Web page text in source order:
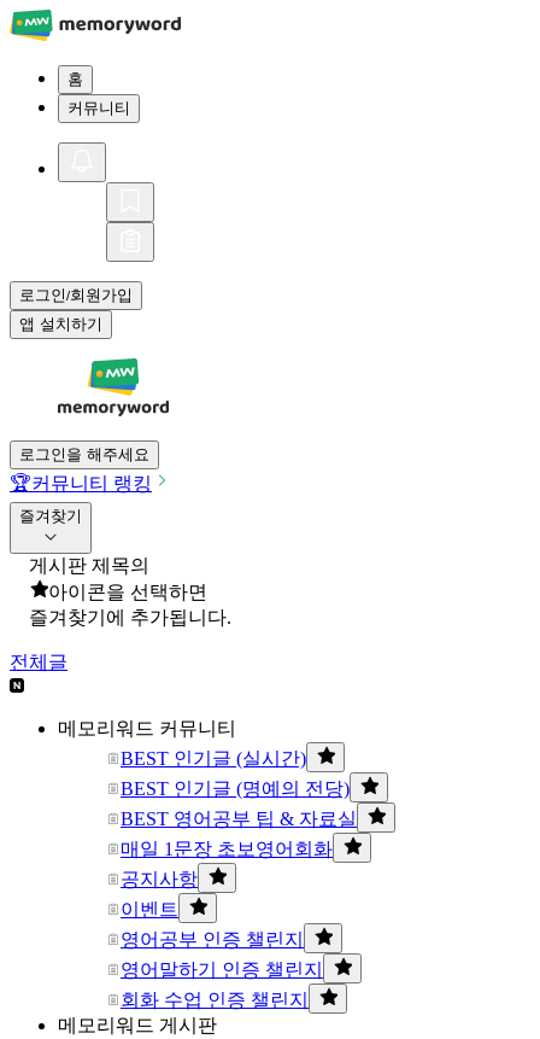
홈
커뮤니티
로그인/회원가입
앱 설치하기
로그인을 해주세요
🏆커뮤니티 랭킹
즐겨찾기
게시판 제목의
아이콘을 선택하면
즐겨찾기에 추가됩니다.
전체글
메모리워드 커뮤니티
BEST 인기글 (실시간)
BEST 인기글 (명예의 전당)
BEST 영어공부 팁 & 자료실
매일 1문장 초보영어회화
공지사항
이벤트
영어공부 인증 챌린지
영어말하기 인증 챌린지
회화 수업 인증 챌린지
메모리워드 게시판